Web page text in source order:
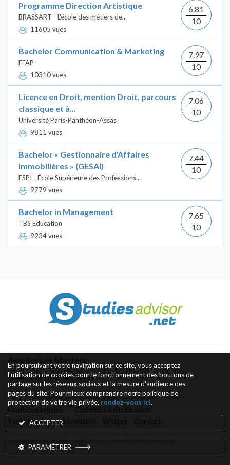
Programme Direction Artistique
BRASSART - L'école des métiers de...
11605 vues
6.81
10
Bachelor Communication & Marketing
EFAP
10310 vues
7.97
10
Licence en Droit, mention Droit, parcours
classique et à...
Université Paris-Panthéon-Assas
9811 vues
7.06
10
Bachelor « Gestionnaire d'Affaires
Immobilières » (GESAI)
ESPI - École Supérieure des Professions...
9779 vues
7.44
10
Bachelor in Management
TBS Education
9234 vues
7.65
10
Classement des Écoles
Politique de confidentialité
Copyright © 2026 - Silkwires. Tous droits réservés
En poursuivant votre navigation sur ce site, vous acceptez
l'utilisation de cookies pour le fonctionnement des boutons de
partage sur les réseaux sociaux et la mesure d'audience des
pages du site. Pour mieux comprendre notre politique de
protection de votre vie privée, rendez-vous ici.
ACCEPTER
PARAMÉTRER